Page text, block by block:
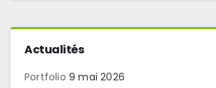
Actualités
Portfolio 9 mai 2026